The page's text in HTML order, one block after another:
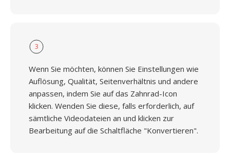
3
Wenn Sie möchten, können Sie Einstellungen wie
Auflösung, Qualität, Seitenverhältnis und andere
anpassen, indem Sie auf das Zahnrad-Icon
klicken. Wenden Sie diese, falls erforderlich, auf
sämtliche Videodateien an und klicken zur
Bearbeitung auf die Schaltfläche "Konvertieren".